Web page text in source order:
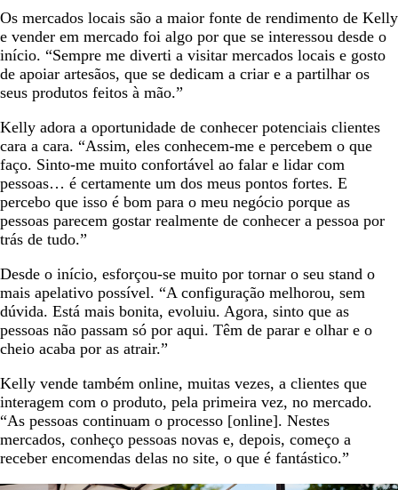
Os mercados locais são a maior fonte de rendimento de Kelly
e vender em mercado foi algo por que se interessou desde o
início. “Sempre me diverti a visitar mercados locais e gosto
de apoiar artesãos, que se dedicam a criar e a partilhar os
seus produtos feitos à mão.”
Kelly adora a oportunidade de conhecer potenciais clientes
cara a cara. “Assim, eles conhecem-me e percebem o que
faço. Sinto-me muito confortável ao falar e lidar com
pessoas… é certamente um dos meus pontos fortes. E
percebo que isso é bom para o meu negócio porque as
pessoas parecem gostar realmente de conhecer a pessoa por
trás de tudo.”
Desde o início, esforçou-se muito por tornar o seu stand o
mais apelativo possível. “A configuração melhorou, sem
dúvida. Está mais bonita, evoluiu. Agora, sinto que as
pessoas não passam só por aqui. Têm de parar e olhar e o
cheio acaba por as atrair.”
Kelly vende também online, muitas vezes, a clientes que
interagem com o produto, pela primeira vez, no mercado.
“As pessoas continuam o processo [online]. Nestes
mercados, conheço pessoas novas e, depois, começo a
receber encomendas delas no site, o que é fantástico.”